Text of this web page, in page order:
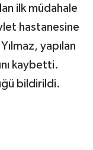
ilk müdahale
hastanesine
yapılan
kaybetti.
bildirildi.